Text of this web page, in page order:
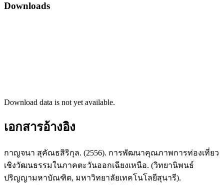
Downloads
Download data is not yet available.
เอกสารอ้างอิง
กาญจนา สุคัณธสิริกุล. (2556). การพัฒนาคุณภาพการท่องเที่ยว
เชิงวัฒนธรรมในภาคตะวันออกเฉียงเหนือ. (วิทยานิพนธ์
ปริญญามหาบัณฑิต, มหาวิทยาลัยเทคโนโลยีสุนารี).